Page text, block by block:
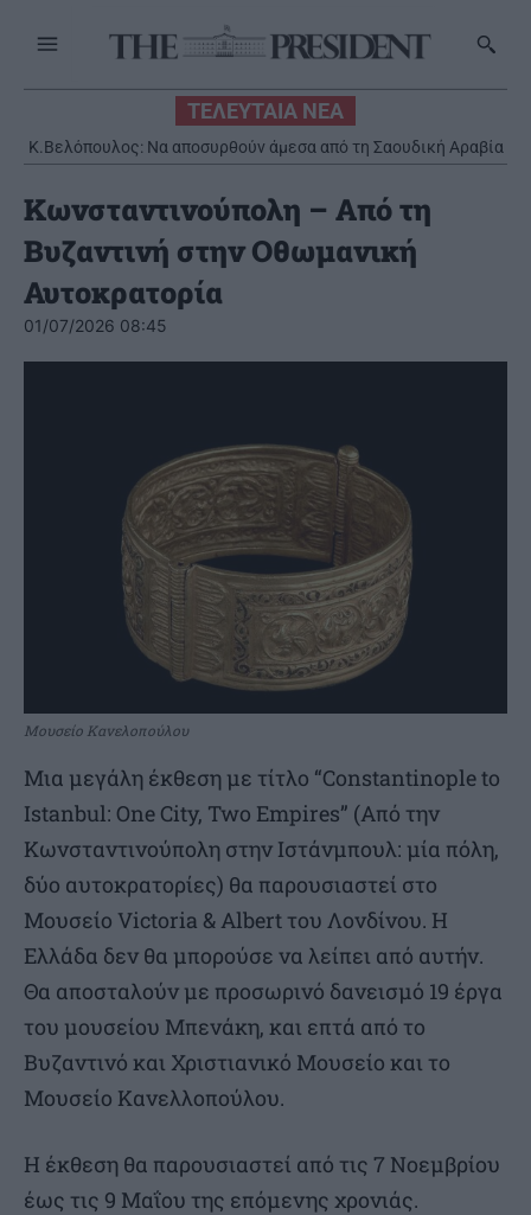
ΤΕΛΕΥΤΑΙΑ ΝΕΑ
Κ.Βελόπουλος: Να αποσυρθούν άμεσα από τη Σαουδική Αραβία
οι ελληνικοί Patriot
Κωνσταντινούπολη – Από τη
Βυζαντινή στην Οθωμανική
Αυτοκρατορία
01/07/2026 08:45
Μουσείο Κανελοπούλου
Μια μεγάλη έκθεση με τίτλο “Constantinople to
Istanbul: One City, Two Empires” (Από την
Κωνσταντινούπολη στην Ιστάνμπουλ: μία πόλη,
δύο αυτοκρατορίες) θα παρουσιαστεί στο
Μουσείο Victoria & Albert του Λονδίνου. Η
Ελλάδα δεν θα μπορούσε να λείπει από αυτήν.
Θα αποσταλούν με προσωρινό δανεισμό 19 έργα
του μουσείου Μπενάκη, και επτά από το
Βυζαντινό και Χριστιανικό Μουσείο και το
Μουσείο Κανελλοπούλου.
Η έκθεση θα παρουσιαστεί από τις 7 Νοεμβρίου
έως τις 9 Μαΐου της επόμενης χρονιάς.